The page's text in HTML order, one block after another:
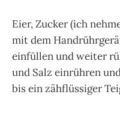
Eier, Zucker (ich
mit dem
einfüllen und weiter
und Salz einrühren
bis ein zähflüssiger